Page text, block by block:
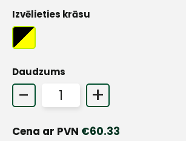
Izvēlieties krāsu
Daudzums
- +
Cena ar PVN €60.33
+